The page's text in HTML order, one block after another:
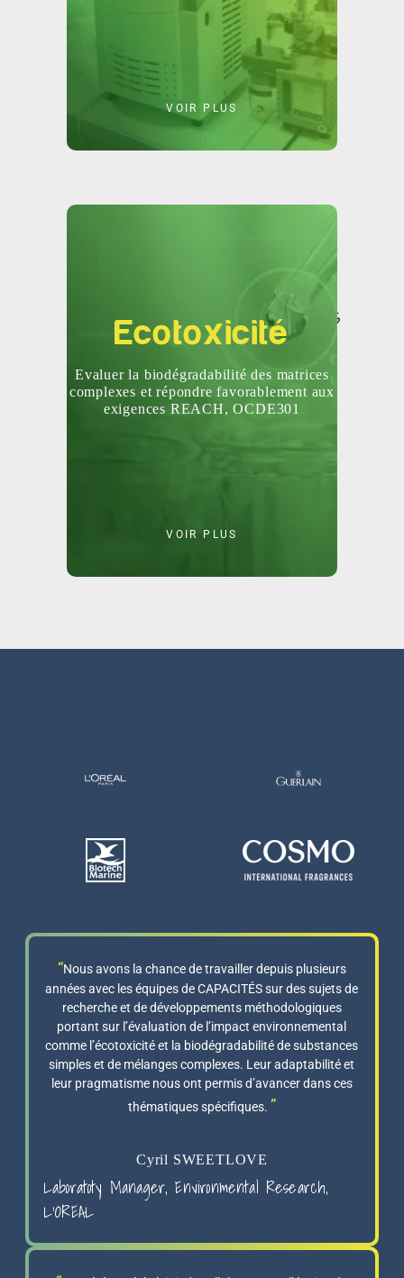
VOIR PLUS
Ecotoxicité
Evaluer la biodégradabilité des matrices
complexes et répondre favorablement aux
exigences REACH, OCDE301
VOIR PLUS
pour créer les
solutions les plusefficaces
Nous avons la chance de travailler depuis plusieurs
années avec les équipes de CAPACITÉS sur des sujets de
recherche et de développements méthodologiques
portant sur l’évaluation de l’impact environnemental
comme l’écotoxicité et la biodégradabilité de substances
simples et de mélanges complexes. Leur adaptabilité et
leur pragmatisme nous ont permis d’avancer dans ces
thématiques spécifiques.
Cyril SWEETLOVE
Laboratoty Manager, Environmental Research,
L’OREAL